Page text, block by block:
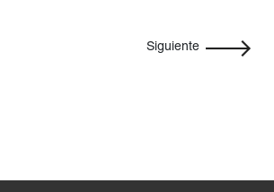
Siguiente